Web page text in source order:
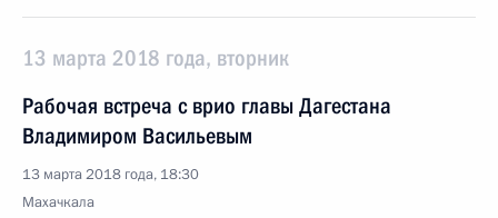
13 марта 2018 года, вторник
Рабочая встреча с врио главы Дагестана
Владимиром Васильевым
13 марта 2018 года, 18:30
Махачкала